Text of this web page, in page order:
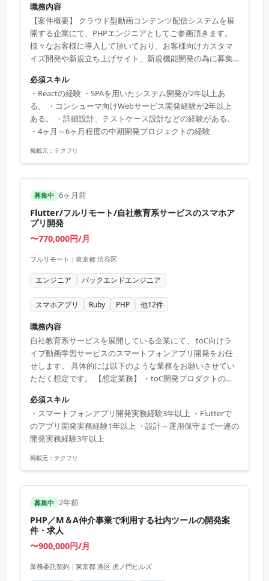
職務内容
【案件概要】 クラウド型動画コンテンツ配信システムを展
開する企業にて、PHPエンジニアとしてご参画頂きます。
様々なお客様に導入して頂いており、お客様向けカスタマ
イズ開発や新規立ち上げサイト、新規機能開発の為に募集
HTML/CSS/JavaScript/node.js/Reactによる、フロントサイ
ドのSPA/SSRWEBサイト開発。 ・詳細設計/製造/単体テス
ト。プロジェクトによっては保守・運用までを含む。 ・ス
キルとプロジェクトによって基本設計、技術担当として顧
客MTG同席の可能性あり。 ・Node.jsでのサーバーサイド
開発 【技術環境】 ・JavaScript、React、Node.js...
必須スキル
・Reactの経験 ・SPAを用いたシステム開発が2年以上あ
る。 ・コンシューマ向けWebサービス開発経験が2年以上
ある。 ・詳細設計、テストケース設計などの経験がある。
・4ヶ月～6ヶ月程度の中期開発プロジェクトの経験
掲載元： テクフリ
募集中 6ヶ月前
Flutter/フルリモート/自社教育系サービスのスマホア
プリ開発
〜770,000円/月
フルリモート | 東京都 渋谷区
エンジニア バックエンドエンジニア
スマホアプリ Ruby PHP 他12件
職務内容
自社教育系サービスを展開している企業にて、 toC向けラ
イブ動画学習サービスのスマートフォンアプリ開発をお任
せします。 具体的には以下のような業務をお願いさせてい
ただく想定です。 【想定業務】 ・toC開発プロダクトのア
からの要求事項から各種機能の設計、開発 ・アプリの機能
開発全般 ・エンジニア視点での立案・企画による各種機能
の設計、開発 ・toC／toBのバックエンドエンジニアと連携
し最適な開発プロセスの実行 など ■開発環境 - Flutter,
Android, iOS - HTML, CSS, JavaScript - Firebase,
必須スキル
・スマートフォンアプリ開発実務経験3年以上 ・Flutterで
のアプリ開発実務経験1年以上 ・設計～運用保守まで一連の
開発実務経験3年以上
掲載元： テクフリ
募集中 2年前
PHP／M＆A仲介事業で利用する社内ツールの開発案
件・求人
〜900,000円/月
業務委託契約 | 東京都 港区 虎ノ門ヒルズ